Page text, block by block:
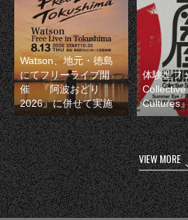
Watson、地元・徳島
にてフリーライブ開
催 『阿波おどり
2026』に併せて実施
体験型フ
Cultures
VIEW MORE